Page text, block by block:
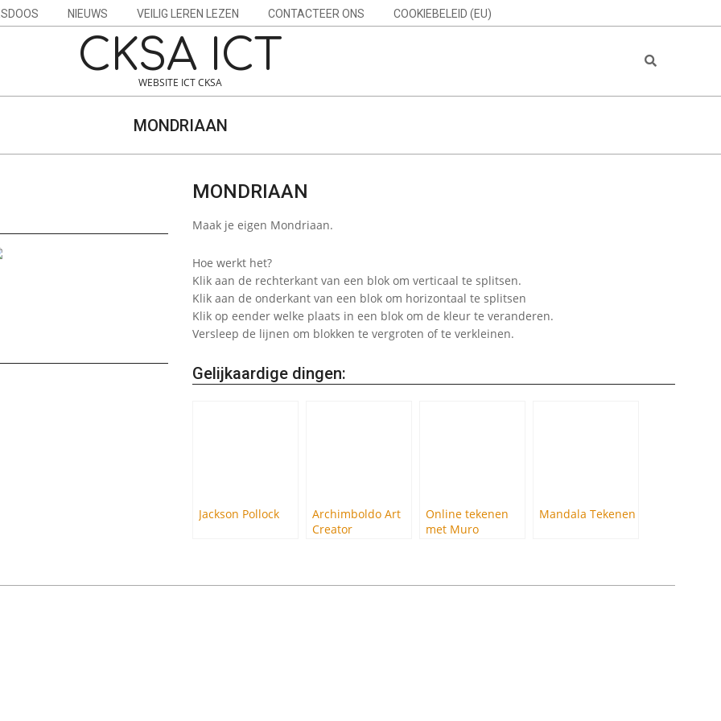
NIEUWS VEILIG LEREN LEZEN CONTACTEER ONS COOKIEBELEID (EU)
CKSA ICT
WEBSITE ICT CKSA
Search
MONDRIAAN
MONDRIAAN
Maak je eigen Mondriaan.
Hoe werkt het?
Klik aan de rechterkant van een blok om verticaal te splitsen.
Klik aan de onderkant van een blok om horizontaal te splitsen
Klik op eender welke plaats in een blok om de kleur te veranderen.
Versleep de lijnen om blokken te vergroten of te verkleinen.
Gelijkaardige dingen:
Jackson Pollock
Archimboldo Art
Creator
Online tekenen
met Muro
Mandala Tekenen